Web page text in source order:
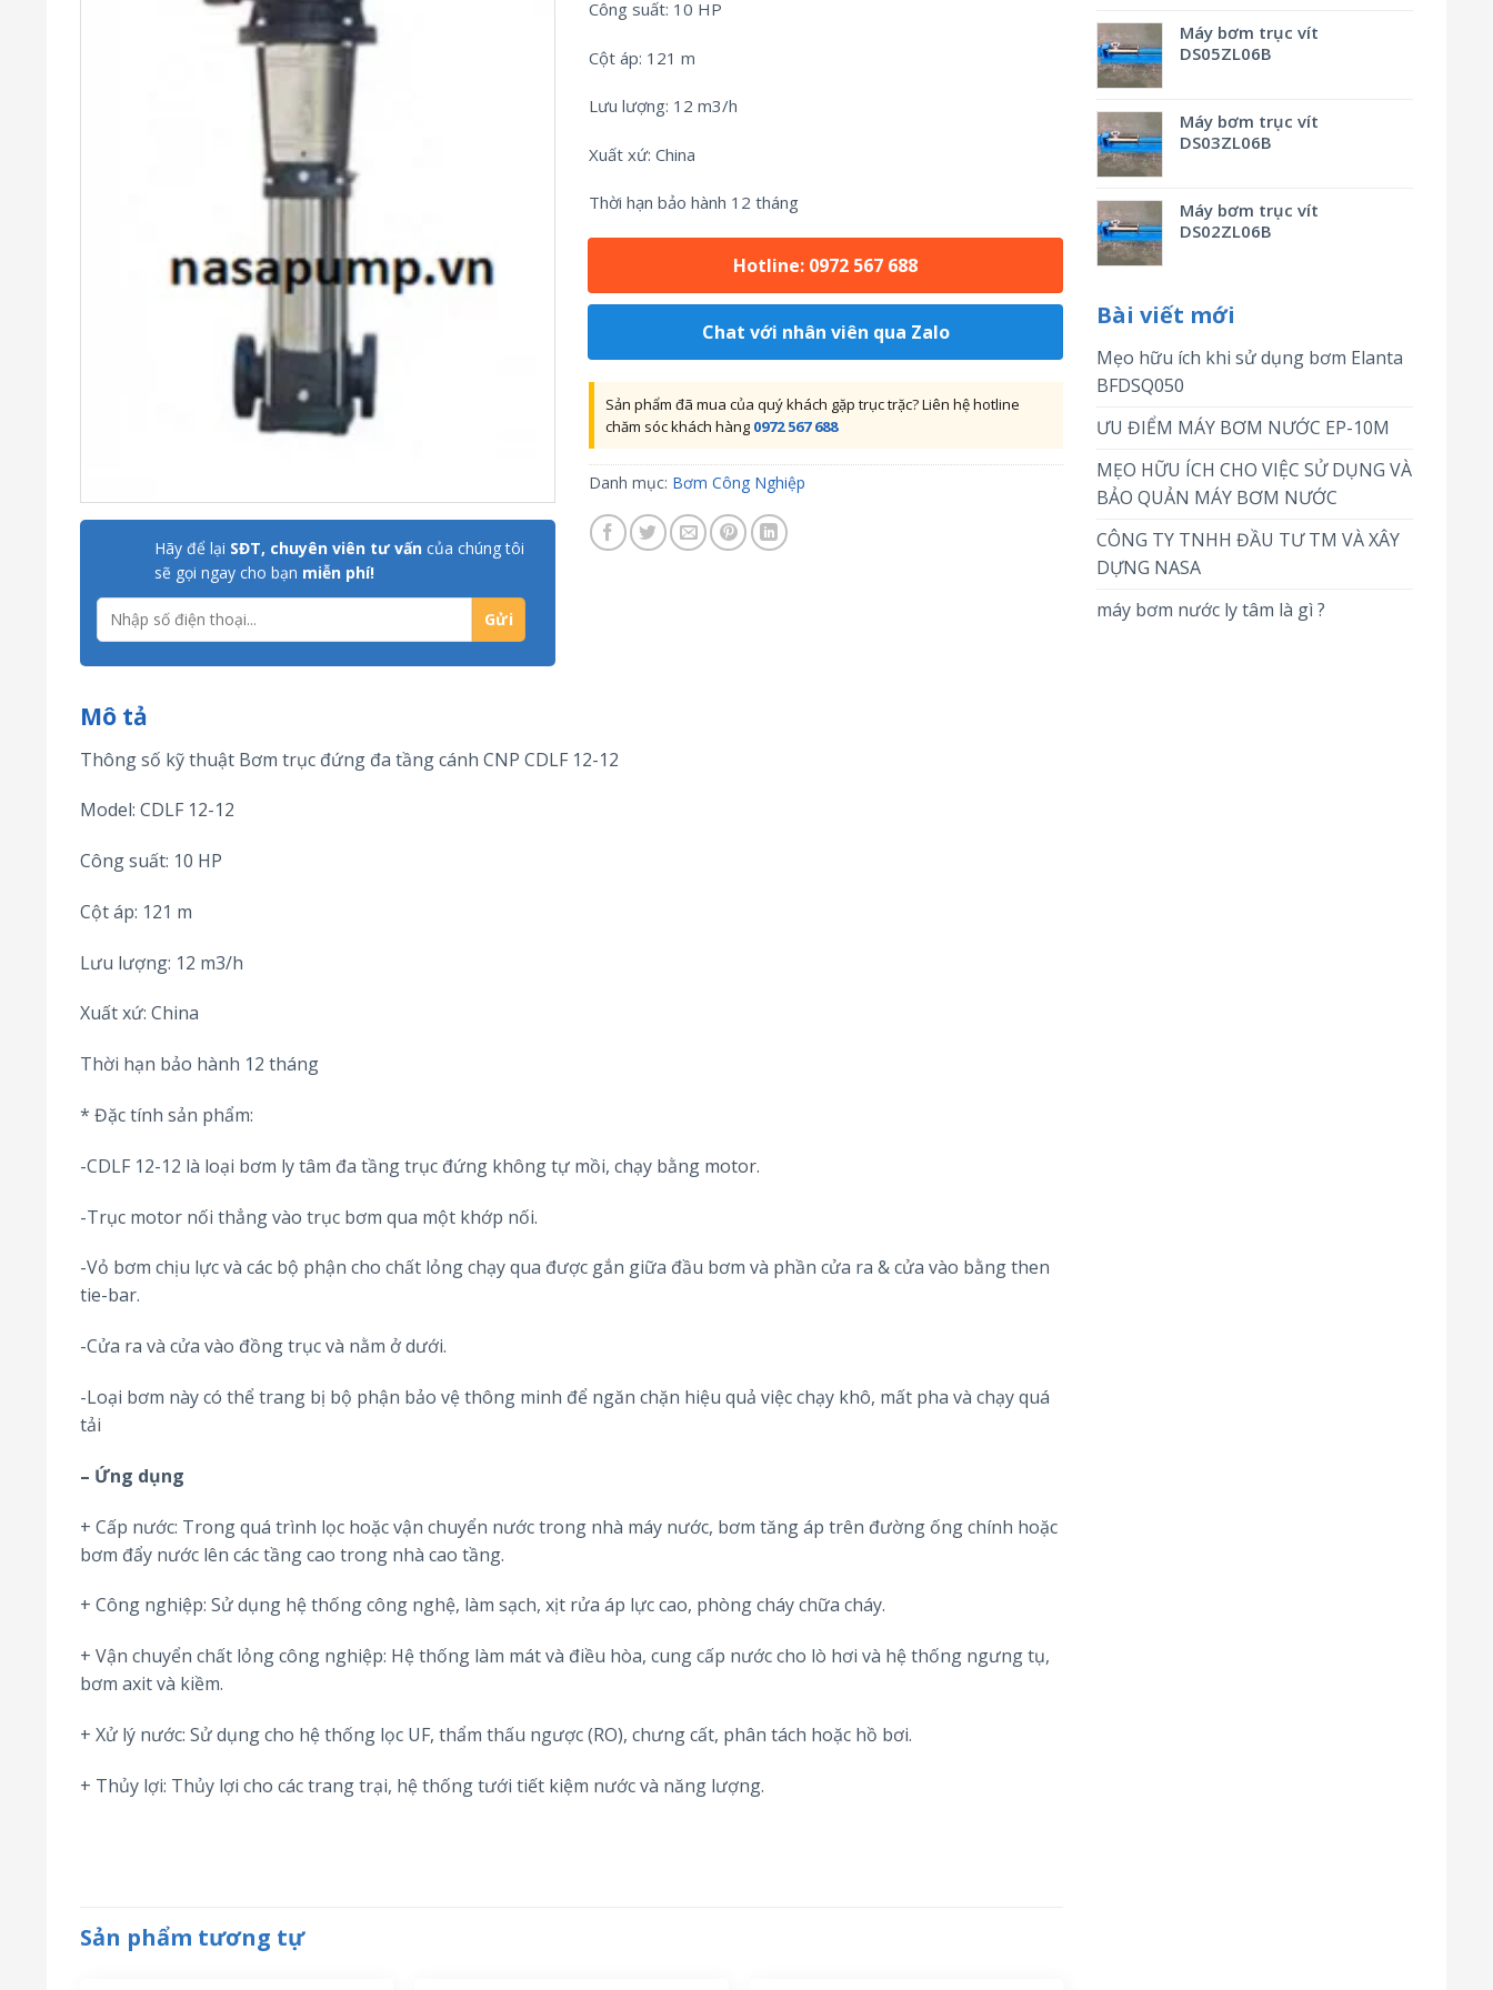
Máy bơm trục vít
DS05ZL06B
Máy bơm trục vít
DS03ZL06B
Máy bơm trục vít
DS02ZL06B
Bài viết mới
Mẹo hữu ích khi sử dụng bơm Elanta
BFDSQ050
ƯU ĐIỂM MÁY BƠM NƯỚC EP-10M
MẸO HỮU ÍCH CHO VIỆC SỬ DỤNG VÀ
BẢO QUẢN MÁY BƠM NƯỚC
CÔNG TY TNHH ĐẦU TƯ TM VÀ XÂY
DỰNG NASA
máy bơm nước ly tâm là gì ?
Hãy để lại SĐT, chuyên viên tư vấn của chúng tôi
sẽ gọi ngay cho bạn miễn phí!
Công suất: 10 HP
Cột áp: 121 m
Lưu lượng: 12 m3/h
Xuất xứ: China
Thời hạn bảo hành 12 tháng
Hotline: 0972 567 688
Chat với nhân viên qua Zalo
Sản phẩm đã mua của quý khách gặp trục trặc? Liên hệ hotline
chăm sóc khách hàng 0972 567 688
Danh mục: Bơm Công Nghiệp
Mô tả
Thông số kỹ thuật Bơm trục đứng đa tầng cánh CNP CDLF 12-12
Model: CDLF 12-12
Công suất: 10 HP
Cột áp: 121 m
Lưu lượng: 12 m3/h
Xuất xứ: China
Thời hạn bảo hành 12 tháng
* Đặc tính sản phẩm:
-CDLF 12-12 là loại bơm ly tâm đa tầng trục đứng không tự mồi, chạy bằng motor.
-Trục motor nối thẳng vào trục bơm qua một khớp nối.
-Vỏ bơm chịu lực và các bộ phận cho chất lỏng chạy qua được gắn giữa đầu bơm và phần cửa ra & cửa vào bằng then
tie-bar.
-Cửa ra và cửa vào đồng trục và nằm ở dưới.
-Loại bơm này có thể trang bị bộ phận bảo vệ thông minh để ngăn chặn hiệu quả việc chạy khô, mất pha và chạy quá
tải
– Ứng dụng
+ Cấp nước: Trong quá trình lọc hoặc vận chuyển nước trong nhà máy nước, bơm tăng áp trên đường ống chính hoặc
bơm đẩy nước lên các tầng cao trong nhà cao tầng.
+ Công nghiệp: Sử dụng hệ thống công nghệ, làm sạch, xịt rửa áp lực cao, phòng cháy chữa cháy.
+ Vận chuyển chất lỏng công nghiệp: Hệ thống làm mát và điều hòa, cung cấp nước cho lò hơi và hệ thống ngưng tụ,
bơm axit và kiềm.
+ Xử lý nước: Sử dụng cho hệ thống lọc UF, thẩm thấu ngược (RO), chưng cất, phân tách hoặc hồ bơi.
+ Thủy lợi: Thủy lợi cho các trang trại, hệ thống tưới tiết kiệm nước và năng lượng.
Sản phẩm tương tự